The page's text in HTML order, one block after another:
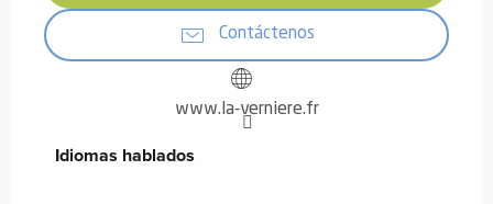
Contáctenos
www.la-verniere.fr
Idiomas hablados
Idiomas hablados